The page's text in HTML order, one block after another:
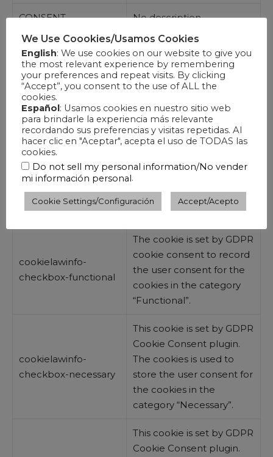
CONSENT No description
cookielawinfo-
checkbox-
advertisement
The cookie is set by GDPR
cookie consent to record
the user consent for the
cookies in the category
“Advertisement”.
cookielawinfo-
checkbox-analytics
This cookie is set by GDPR
Cookie Consent plugin.
The cookie is used to
the cookies in the
category “Analytics”.
cookielawinfo-
checkbox-functional
The cookie is set by GDPR
cookie consent to record
the user consent for the
cookies in the category
“Functional”.
cookielawinfo-
checkbox-necessary
This cookie is set by GDPR
Cookie Consent plugin.
The cookies is used to
store the user consent for
the cookies in the
category “Necessary”.
This cookie is set by GDPR
Cookie Consent plugin.
We Use Coookies/Usamos Cookies
English: We use cookies on our website to give you
the most relevant experience by remembering
your preferences and repeat visits. By clicking
“Accept”, you consent to the use of ALL the
cookies.
Español: Usamos cookies en nuestro sitio web
para brindarle la experiencia más relevante
recordando sus preferencias y visitas repetidas. Al
hacer clic en "Aceptar", acepta el uso de TODAS las
cookies.
Do not sell my personal information/No vender
mi información personal.
Cookie Settings/Configuración Accept/Acepto